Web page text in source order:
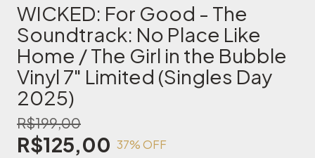
WICKED: For Good - The
Soundtrack: No Place Like
Home / The Girl in the Bubble
Vinyl 7" Limited (Singles Day
2025)
R$199,00
R$125,00 37% OFF